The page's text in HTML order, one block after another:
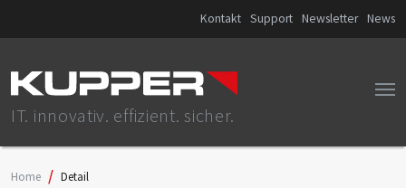
Kontakt Support Newsletter News
IT. innovativ. effizient. sicher.
Home Detail